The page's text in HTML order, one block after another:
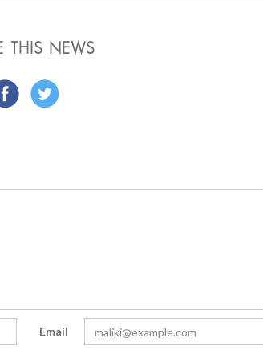
THIS NEWS
Email